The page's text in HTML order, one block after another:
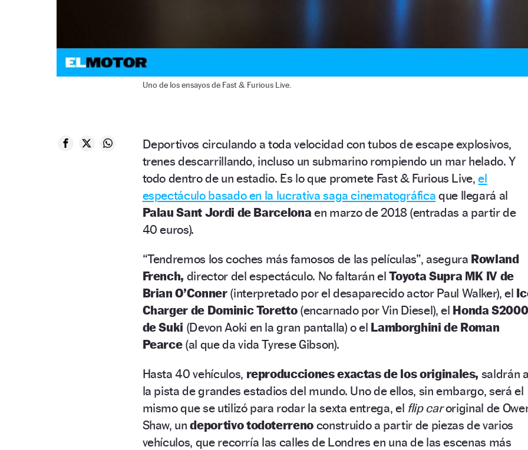
Uno de los ensayos de Fast & Furious Live.
Deportivos circulando a toda velocidad con tubos de escape explosivos,
trenes descarrillando, incluso un submarino rompiendo un mar helado. Y
todo dentro de un estadio. Es lo que promete Fast & Furious Live,el
espectáculo basado en la lucrativa saga cinematográfica que llegará al
Palau Sant Jordi de Barcelona en marzo de 2018 (entradas a partir de
40 euros).
“Tendremos los coches más famosos de las películas”, asegura Rowland
French, director del espectáculo. No faltarán el Toyota Supra MK IV de
Brian O’Conner(interpretado por el desaparecido actor Paul Walker), el
Charger de Dominic Toretto(encarnado por Vin Diesel), el Honda S2000
de Suki (Devon Aoki en la gran pantalla) o el Lamborghini de Roman
Pearce(al que da vida Tyrese Gibson).
Hasta 40 vehículos, reproducciones exactas de los originales, saldrán
la pista de grandes estadios del mundo. Uno de ellos, sin embargo, será el
mismo que se utilizó para rodar la sexta entrega, el flip caroriginal de
Shaw, undeportivo todoterreno construido a partir de piezas de varios
vehículos, que recorría las calles de Londres en una de las escenas más